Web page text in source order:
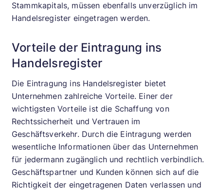
Stammkapitals, müssen ebenfalls unverzüglich im
Handelsregister eingetragen werden.
Vorteile der Eintragung ins
Handelsregister
Die Eintragung ins Handelsregister bietet
Unternehmen zahlreiche Vorteile. Einer der
wichtigsten Vorteile ist die Schaffung von
Rechtssicherheit und Vertrauen im
Geschäftsverkehr. Durch die Eintragung werden
wesentliche Informationen über das Unternehmen
für jedermann zugänglich und rechtlich verbindlich.
Geschäftspartner und Kunden können sich auf die
Richtigkeit der eingetragenen Daten verlassen und